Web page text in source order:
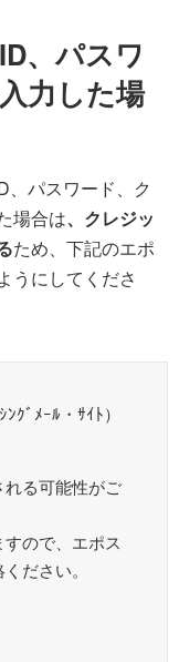
、パスワ
力した場
、パスワード、ク
場合は、クレジッ
ため、下記のエポ
うにしてくださ
ｸﾞﾒｰﾙ・ｻｲﾄ）
る可能性がご
ので、エポス
ださい。